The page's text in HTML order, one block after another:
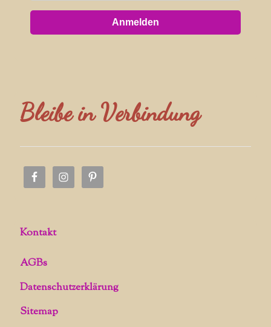
Anmelden
Bleibe in Verbindung
Kontakt
AGBs
Datenschutzerklärung
Sitemap